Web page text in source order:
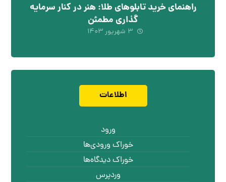
راهنمای خرید تابلوهای طلا: هنر در کنار سرمایه
گذاری مطمئن
۳ شهریور ۱۴۰۳
اطلاعات
ورود
خوراک ورودی‌ها
خوراک دیدگاه‌ها
وردپرس